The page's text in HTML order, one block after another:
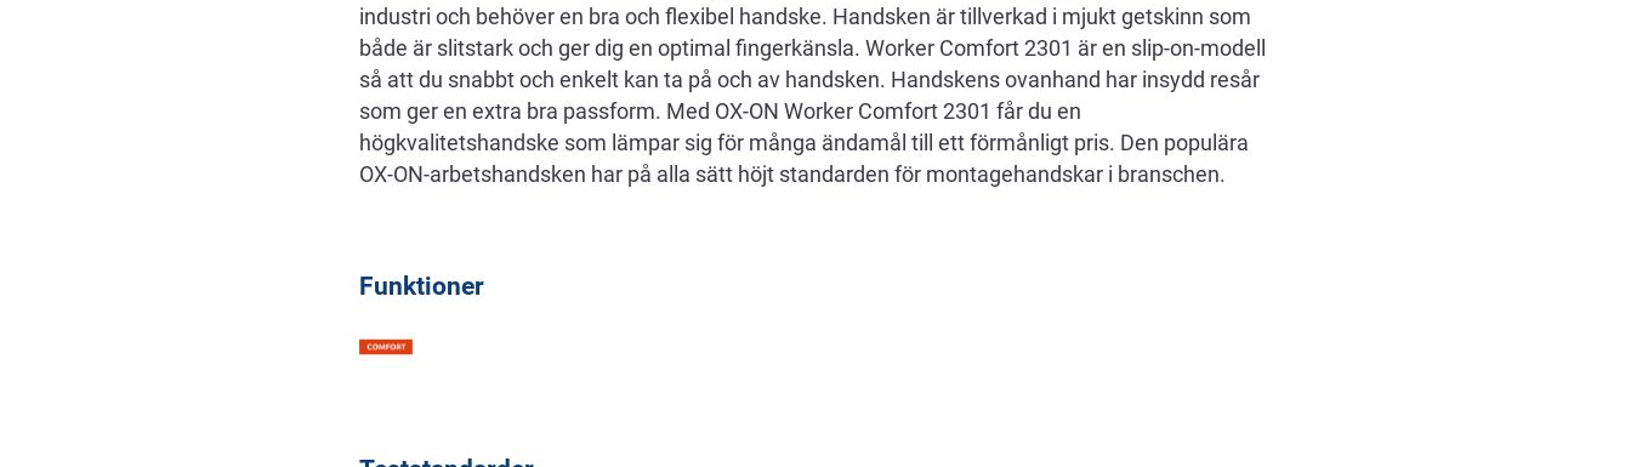
industri och behöver en bra och flexibel handske. Handsken är tillverkad i mjukt getskinn som
både är slitstark och ger dig en optimal fingerkänsla. Worker Comfort 2301 är en slip-on-modell
så att du snabbt och enkelt kan ta på och av handsken. Handskens ovanhand har insydd resår
som ger en extra bra passform. Med OX-ON Worker Comfort 2301 får du en
högkvalitetshandske som lämpar sig för många ändamål till ett förmånligt pris. Den populära
OX-ON-arbetshandsken har på alla sätt höjt standarden för montagehandskar i branschen.
Funktioner